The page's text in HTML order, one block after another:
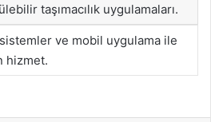
taşımacılık uygulamaları.
ve mobil uygulama ile
hizmet.